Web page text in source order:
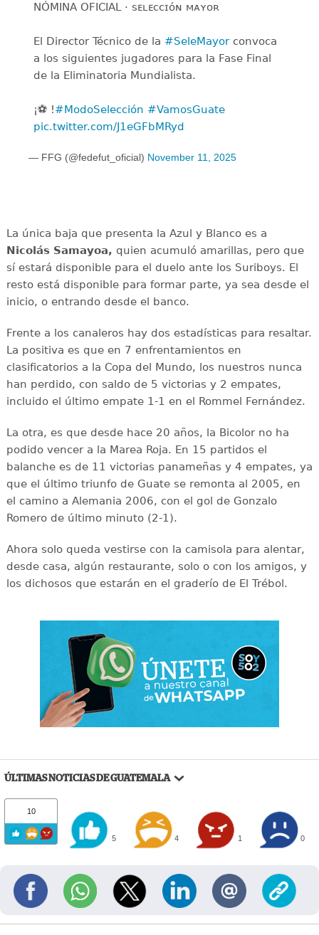
NÓMINA OFICIAL · ꜱᴇʟᴇᴄᴄɪᴏ́ɴ ᴍᴀʏᴏʀ
El Director Técnico de la #SeleMayorconvoca
a los siguientes jugadores para la Fase Final
de la Eliminatoria Mundialista.
¡⚽️ !#ModoSelección #VamosGuate
pic.twitter.com/J1eGFbMRyd
— FFG (@fedefut_oficial) November 11, 2025
La única baja que presenta la Azul y Blanco es a
Nicolás Samayoa, quien acumuló amarillas, pero que
sí estará disponible para el duelo ante los Suriboys. El
resto está disponible para formar parte, ya sea desde el
inicio, o entrando desde el banco.
Frente a los canaleros hay dos estadísticas para resaltar.
La positiva es que en 7 enfrentamientos en
clasificatorios a la Copa del Mundo, los nuestros nunca
han perdido, con saldo de 5 victorias y 2 empates,
incluido el último empate 1-1 en el Rommel Fernández.
La otra, es que desde hace 20 años, la Bicolor no ha
podido vencer a la Marea Roja. En 15 partidos el
balanche es de 11 victorias panameñas y 4 empates, ya
que el último triunfo de Guate se remonta al 2005, en
el camino a Alemania 2006, con el gol de Gonzalo
Romero de último minuto (2-1).
Ahora solo queda vestirse con la camisola para alentar,
desde casa, algún restaurante, solo o con los amigos, y
los dichosos que estarán en el graderío de El Trébol.
ÚLTIMAS NOTICIAS DE GUATEMALA
10
5 4 1 0